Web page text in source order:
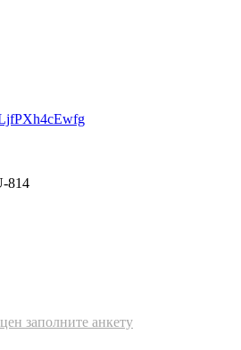
814
заполните анкету